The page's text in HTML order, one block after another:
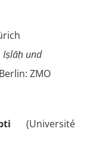
Iṣlāḥ und
ZMO
(Université